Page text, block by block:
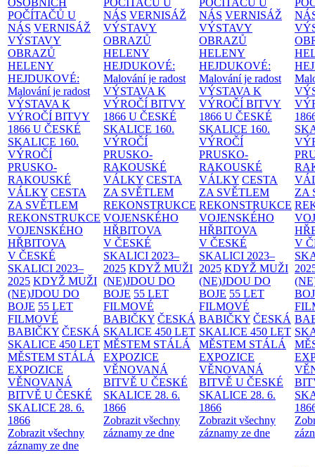
OSOBNÍCH
POČÍTAČŮ U
NÁS VERNISÁŽ
VÝSTAVY
OBRAZŮ
HELENY
HEJDUKOVÉ:
Malování je radost
VÝSTAVA K
VÝROČÍ BITVY
1866 U ČESKÉ
SKALICE 160.
VÝROČÍ
PRUSKO-
RAKOUSKÉ
VÁLKY CESTA
ZA SVĚTLEM
REKONSTRUKCE
VOJENSKÉHO
HŘBITOVA
V ČESKÉ
SKALICI 2023–
2025 KDYŽ MUŽI
(NE)JDOU DO
BOJE 55 LET
FILMOVÉ
BABIČKY ČESKÁ
SKALICE 450 LET
MĚSTEM STÁLÁ
EXPOZICE
VĚNOVANÁ
BITVĚ U ČESKÉ
SKALICE 28. 6.
1866
Zobrazit všechny
záznamy ze dne
POČÍTAČŮ U
NÁS VERNISÁŽ
VÝSTAVY
OBRAZŮ
HELENY
HEJDUKOVÉ:
Malování je radost
VÝSTAVA K
VÝROČÍ BITVY
1866 U ČESKÉ
SKALICE 160.
VÝROČÍ
PRUSKO-
RAKOUSKÉ
VÁLKY CESTA
ZA SVĚTLEM
REKONSTRUKCE
VOJENSKÉHO
HŘBITOVA
V ČESKÉ
SKALICI 2023–
2025 KDYŽ MUŽI
(NE)JDOU DO
BOJE 55 LET
FILMOVÉ
BABIČKY ČESKÁ
SKALICE 450 LET
MĚSTEM STÁLÁ
EXPOZICE
VĚNOVANÁ
BITVĚ U ČESKÉ
SKALICE 28. 6.
1866
Zobrazit všechny
záznamy ze dne
POČÍTAČŮ U
NÁS VERNISÁŽ
VÝSTAVY
OBRAZŮ
HELENY
HEJDUKOVÉ:
Malování je radost
VÝSTAVA K
VÝROČÍ BITVY
1866 U ČESKÉ
SKALICE 160.
VÝROČÍ
PRUSKO-
RAKOUSKÉ
VÁLKY CESTA
ZA SVĚTLEM
REKONSTRUKCE
VOJENSKÉHO
HŘBITOVA
V ČESKÉ
SKALICI 2023–
2025 KDYŽ MUŽI
(NE)JDOU DO
BOJE 55 LET
FILMOVÉ
BABIČKY ČESKÁ
SKALICE 450 LET
MĚSTEM STÁLÁ
EXPOZICE
VĚNOVANÁ
BITVĚ U ČESKÉ
SKALICE 28. 6.
1866
Zobrazit všechny
záznamy ze dne
ZA
V